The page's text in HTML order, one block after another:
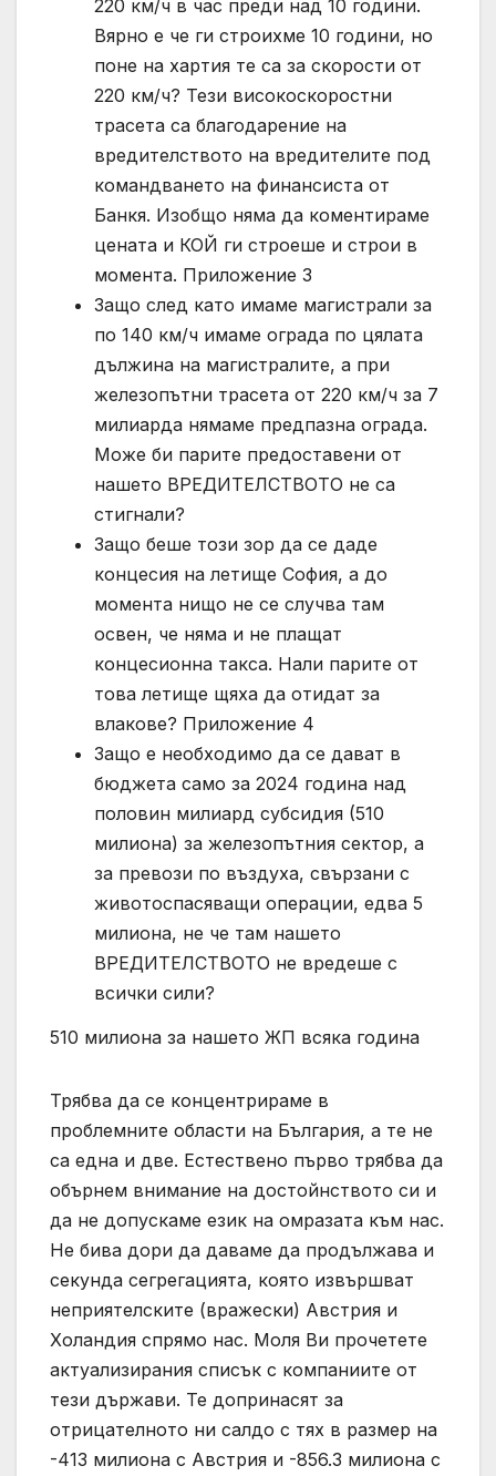
220 км/ч в час преди над 10 години.
Вярно е че ги строихме 10 години, но
поне на хартия те са за скорости от
220 км/ч? Тези високоскоростни
трасета са благодарение на
вредителството на вредителите под
командването на финансиста от
Банкя. Изобщо няма да коментираме
цената и КОЙ ги строеше и строи в
момента. Приложение 3
Защо след като имаме магистрали за
по 140 км/ч имаме ограда по цялата
дължина на магистралите, а при
железопътни трасета от 220 км/ч за 7
милиарда нямаме предпазна ограда.
Може би парите предоставени от
нашето ВРЕДИТЕЛСТВОТО не са
стигнали?
Защо беше този зор да се даде
концесия на летище София, а до
момента нищо не се случва там
освен, че няма и не плащат
концесионна такса. Нали парите от
това летище щяха да отидат за
влакове? Приложение 4
Защо е необходимо да се дават в
бюджета само за 2024 година над
половин милиард субсидия (510
милиона) за железопътния сектор, а
за превози по въздуха, свързани с
животоспасяващи операции, едва 5
милиона, не че там нашето
ВРЕДИТЕЛСТВОТО не вредеше с
всички сили?
510 милиона за нашето ЖП всяка година
Трябва да се концентрираме в
проблемните области на България, а те не
са една и две. Естествено първо трябва да
обърнем внимание на достойнството си и
да не допускаме език на омразата към нас.
Не бива дори да даваме да продължава и
секунда сегрегацията, която извършват
неприятелските (вражески) Австрия и
Холандия спрямо нас. Моля Ви прочетете
актуализирания списък с компаниите от
тези държави. Те допринасят за
отрицателното ни салдо с тях в размер на
-413 милиона с Австрия и -856.3 милиона с